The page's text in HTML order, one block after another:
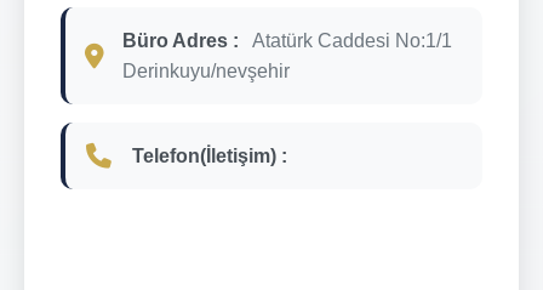
Büro Adres :
Atatürk Caddesi No:1/1
Derinkuyu/nevşehir
Telefon(İletişim) :